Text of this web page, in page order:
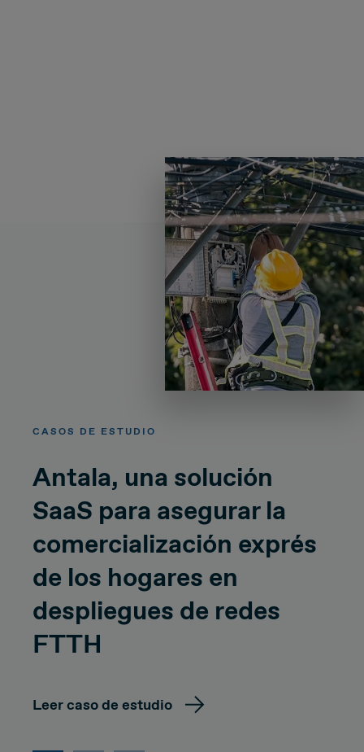
CASOS DE ESTUDIO
Antala, una solución
SaaS para asegurar la
comercialización exprés
de los hogares en
despliegues de redes
FTTH
Leer caso de estudio